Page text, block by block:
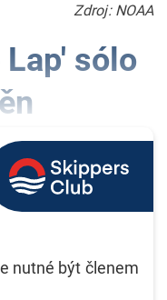
Zdroj: NOAA
sólo
nutné být členem